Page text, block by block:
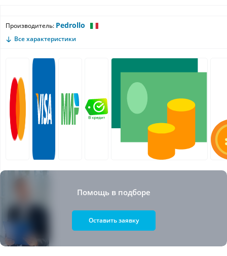
Производитель: Pedrollo
Все характеристики
Помощь в подборе
Оставить заявку